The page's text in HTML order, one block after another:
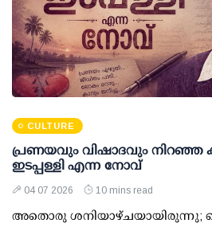
CULTURE
പ്രണയവും വിഷാദവും നിറഞ്ഞ
ഇടപ്പള്ളി എന്ന നോവ്
04 07 2026 10 mins read
അതൊരു ശനിയാഴ്ചയായിരുന്നു;